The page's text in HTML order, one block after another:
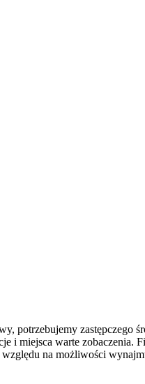
potrzebujemy zastępczego
i miejsca warte zobaczenia.
na możliwości